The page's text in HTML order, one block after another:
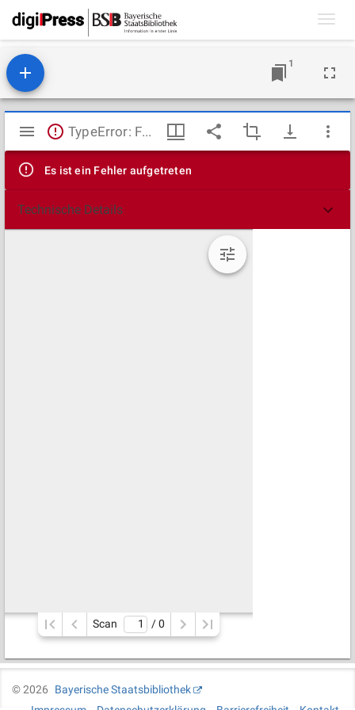
1
Mirador
Viewer
TypeError: Failed to fetch
Es ist ein Fehler aufgetreten
Technische Details
Scan / 0
©2026
Bayerische Staatsbibliothek